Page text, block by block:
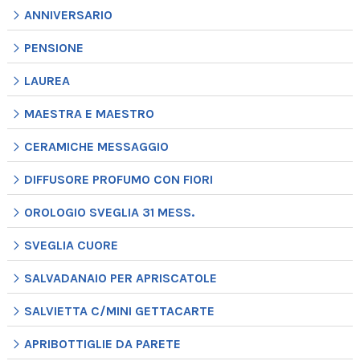
ANNIVERSARIO
PENSIONE
LAUREA
MAESTRA E MAESTRO
CERAMICHE MESSAGGIO
DIFFUSORE PROFUMO CON FIORI
OROLOGIO SVEGLIA 31 MESS.
SVEGLIA CUORE
SALVADANAIO PER APRISCATOLE
SALVIETTA C/MINI GETTACARTE
APRIBOTTIGLIE DA PARETE